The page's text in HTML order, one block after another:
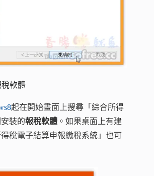
軟體
起在開始畫面上搜尋「綜合所得
裝的報稅軟體 。如果桌面上有建
稅電子結算申報繳稅系統」也可